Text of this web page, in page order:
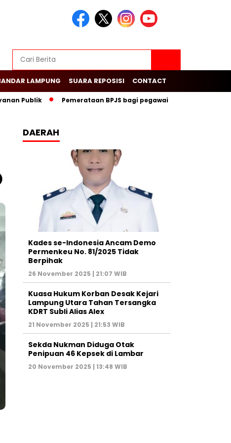
LAMPUNG SUARA REPOSISI CONTACT
Publik Pemerataan BPJS bagi pegawai swasta dalam
DAERAH
Kades se-Indonesia Ancam Demo
Permenkeu No. 81/2025 Tidak
Berpihak
26 November 2025 | 21:07 WIB
Kuasa Hukum Korban Desak Kejari
Lampung Utara Tahan Tersangka
KDRT Subli Alias Alex
21 November 2025 | 21:53 WIB
Sekda Nukman Diduga Otak
Penipuan 46 Kepsek di Lambar
20 November 2025 | 13:48 WIB